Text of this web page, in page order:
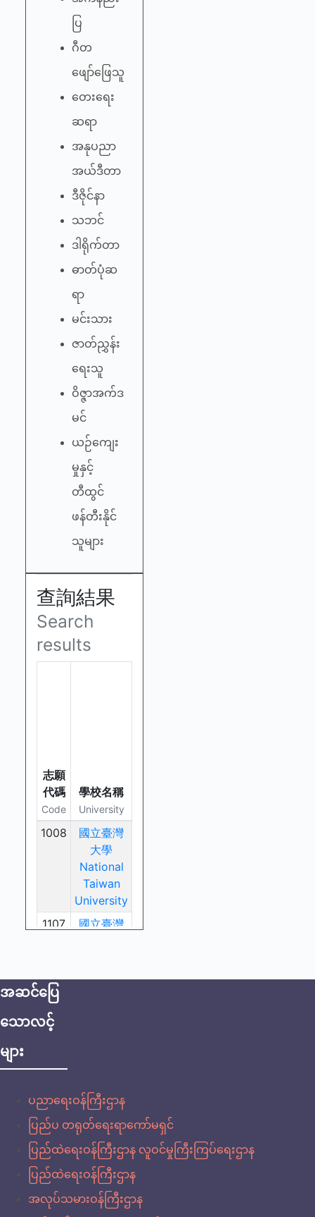
ပြ
ဂီတ
ဖျော်ဖြေသူ
တေးရေး
ဆရာ
အနုပညာ
အယ်ဒီတာ
ဒီဇိုင်နာ
သဘင်
ဒါရိုက်တာ
ဓာတ်ပုံဆ
ရာ
မင်းသား
ဇာတ်ညွှန်း
ရေးသူ
ဝိဇ္ဇာအက်ဒ
မင်
ယဉ်ကျေး
မှုနှင့်
တီထွင်
ဖန်တီးနိုင်
သူများ
အဆင်ပြေ
သောလင့်
များ
ပညာရေးဝန်ကြီးဌာန
ပြည်ပ တရုတ်ရေးရာကော်မရှင်
ပြည်ထဲရေးဝန်ကြီးဌာန လူဝင်မှုကြီးကြပ်ရေးဌာန
ပြည်ထဲရေးဝန်ကြီးဌာန
အလုပ်သမားဝန်ကြီးဌာန